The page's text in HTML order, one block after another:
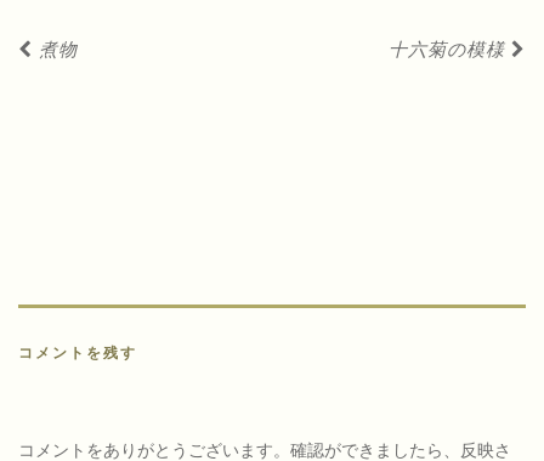
投
ョ
ン
煮物 十六菊の模様
コメントを残す
コメントをありがとうございます。確認ができましたら、反映さ